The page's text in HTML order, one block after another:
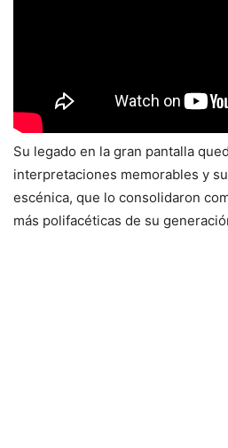
Su legado en la gran pantalla
interpretaciones memorables y
escénica, que lo consolidaron
más polifacéticas de su